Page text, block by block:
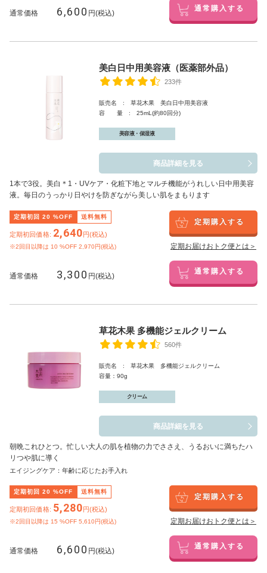
通常価格 6,600 円(税込) 通常購入する
美白日中用美容液（医薬部外品）
233件
販売名 : 草花木果 美白日中用美容液
容 量 : 25mL(約80回分)
美容液・保湿液
商品詳細を見る
1本で3役。美白 ＊1 ・UVケア・化粧下地とマルチ機能がうれしい日中用美容
液。毎日のうっかり日やけを防ぎながら美しい肌をまもります
定期初回 20 %OFF 送料無料
定期初回価格: 2,640円(税込)
※2回目以降は 10 %OFF 2,970円(税込)
定期購入する
定期お届けおトク便とは＞
通常価格 3,300 円(税込) 通常購入する
草花木果 多機能ジェルクリーム
560件
販売名 : 草花木果 多機能ジェルクリーム
容量：90g
クリーム
商品詳細を見る
朝晩これひとつ。忙しい大人の肌を植物の力でささえ、うるおいに満ちたハ
リつや肌に導く
エイジングケア：年齢に応じたお手入れ
定期初回 20 %OFF 送料無料
定期初回価格: 5,280円(税込)
※2回目以降は 15 %OFF 5,610円(税込)
定期購入する
定期お届けおトク便とは＞
通常価格 6,600 円(税込) 通常購入する